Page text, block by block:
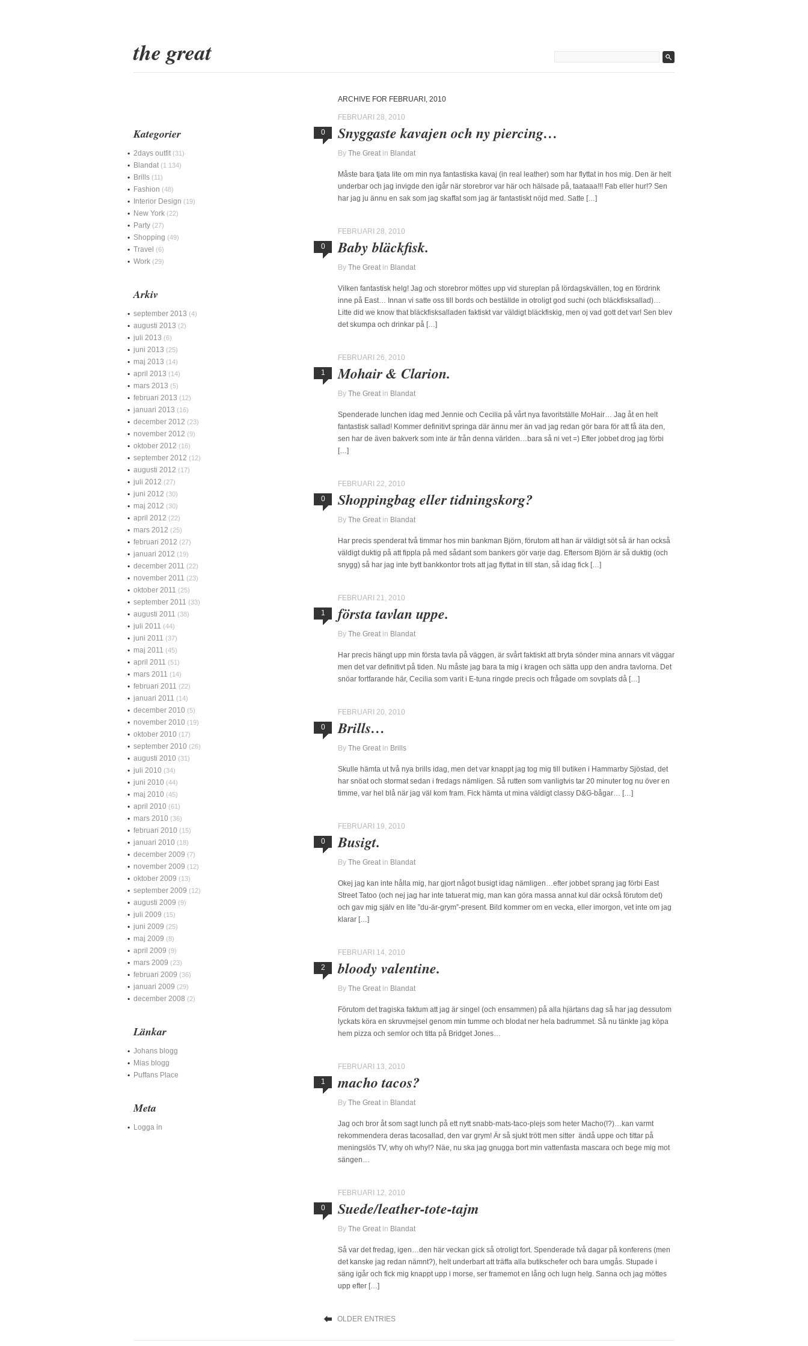
the great
ARCHIVE FOR FEBRUARI, 2010
FEBRUARI 28, 2010
0
Snyggaste kavajen och ny piercing…
By The Great in Blandat
Måste bara tjata lite om min nya fantastiska kavaj (in real leather) som har flyttat in hos mig. Den är helt
underbar och jag invigde den igår när storebror var här och hälsade på, taataaa!!! Fab eller hur!? Sen
har jag ju ännu en sak som jag skaffat som jag är fantastiskt nöjd med. Satte […]
FEBRUARI 28, 2010
0
Baby bläckfisk.
By The Great in Blandat
Vilken fantastisk helg! Jag och storebror möttes upp vid stureplan på lördagskvällen, tog en fördrink
inne på East… Innan vi satte oss till bords och beställde in otroligt god suchi (och bläckfisksallad)…
Litte did we know that bläckfisksalladen faktiskt var väldigt bläckfiskig, men oj vad gott det var! Sen blev
det skumpa och drinkar på […]
FEBRUARI 26, 2010
1
Mohair & Clarion.
By The Great in Blandat
Spenderade lunchen idag med Jennie och Cecilia på vårt nya favoritställe MoHair… Jag åt en helt
fantastisk sallad! Kommer definitivt springa där ännu mer än vad jag redan gör bara för att få äta den,
sen har de även bakverk som inte är från denna världen…bara så ni vet =) Efter jobbet drog jag förbi
[…]
FEBRUARI 22, 2010
0
Shoppingbag eller tidningskorg?
By The Great in Blandat
Har precis spenderat två timmar hos min bankman Björn, förutom att han är väldigt söt så är han också
väldigt duktig på att fippla på med sådant som bankers gör varje dag. Eftersom Björn är så duktig (och
snygg) så har jag inte bytt bankkontor trots att jag flyttat in till stan, så idag fick […]
FEBRUARI 21, 2010
1
första tavlan uppe.
By The Great in Blandat
Har precis hängt upp min första tavla på väggen, är svårt faktiskt att bryta sönder mina annars vit väggar
men det var definitivt på tiden. Nu måste jag bara ta mig i kragen och sätta upp den andra tavlorna. Det
snöar fortfarande här, Cecilia som varit i E-tuna ringde precis och frågade om sovplats då […]
FEBRUARI 20, 2010
0
Brills…
By The Great in Brills
Skulle hämta ut två nya brills idag, men det var knappt jag tog mig till butiken i Hammarby Sjöstad, det
har snöat och stormat sedan i fredags nämligen. Så rutten som vanligtvis tar 20 minuter tog nu över en
timme, var hel blå när jag väl kom fram. Fick hämta ut mina väldigt classy D&G-bågar… […]
FEBRUARI 19, 2010
0
Busigt.
By The Great in Blandat
Okej jag kan inte hålla mig, har gjort något busigt idag nämligen…efter jobbet sprang jag förbi East
Street Tatoo (och nej jag har inte tatuerat mig, man kan göra massa annat kul där också förutom det)
och gav mig själv en lite ”du-är-grym”-present. Bild kommer om en vecka, eller imorgon, vet inte om jag
klarar […]
FEBRUARI 14, 2010
2
bloody valentine.
By The Great in Blandat
Förutom det tragiska faktum att jag är singel (och ensammen) på alla hjärtans dag så har jag dessutom
lyckats köra en skruvmejsel genom min tumme och blodat ner hela badrummet. Så nu tänkte jag köpa
hem pizza och semlor och titta på Bridget Jones…
FEBRUARI 13, 2010
1
macho tacos?
By The Great in Blandat
Jag och bror åt som sagt lunch på ett nytt snabb-mats-taco-plejs som heter Macho(!?)…kan varmt
rekommendera deras tacosallad, den var grym! Är så sjukt trött men sitter ändå uppe och tittar på
meningslös TV, why oh why!? Näe, nu ska jag gnugga bort min vattenfasta mascara och bege mig mot
sängen…
FEBRUARI 12, 2010
0
Suede/leather-tote-tajm
By The Great in Blandat
Så var det fredag, igen…den här veckan gick så otroligt fort. Spenderade två dagar på konferens (men
det kanske jag redan nämnt?), helt underbart att träffa alla butikschefer och bara umgås. Stupade i
säng igår och fick mig knappt upp i morse, ser framemot en lång och lugn helg. Sanna och jag möttes
upp efter […]
OLDER ENTRIES
Kategorier
2days outfit (31)
Blandat (1 134)
Brills (11)
Fashion (48)
Interior Design (19)
New York (22)
Party (27)
Shopping (49)
Travel (6)
Work (29)
Arkiv
september 2013 (4)
augusti 2013 (2)
juli 2013 (6)
juni 2013 (25)
maj 2013 (14)
april 2013 (14)
mars 2013 (5)
februari 2013 (12)
januari 2013 (16)
december 2012 (23)
november 2012 (9)
oktober 2012 (16)
september 2012 (12)
augusti 2012 (17)
juli 2012 (27)
juni 2012 (30)
maj 2012 (30)
april 2012 (22)
mars 2012 (25)
februari 2012 (27)
januari 2012 (19)
december 2011 (22)
november 2011 (23)
oktober 2011 (25)
september 2011 (33)
augusti 2011 (38)
juli 2011 (44)
juni 2011 (37)
maj 2011 (45)
april 2011 (51)
mars 2011 (14)
februari 2011 (22)
januari 2011 (14)
december 2010 (5)
november 2010 (19)
oktober 2010 (17)
september 2010 (26)
augusti 2010 (31)
juli 2010 (34)
juni 2010 (44)
maj 2010 (45)
april 2010 (61)
mars 2010 (36)
februari 2010 (15)
januari 2010 (18)
december 2009 (7)
november 2009 (12)
oktober 2009 (13)
september 2009 (12)
augusti 2009 (9)
juli 2009 (15)
juni 2009 (25)
maj 2009 (8)
april 2009 (9)
mars 2009 (23)
februari 2009 (36)
januari 2009 (29)
december 2008 (2)
Länkar
Johans blogg
Mias blogg
Puffans Place
Meta
Logga in